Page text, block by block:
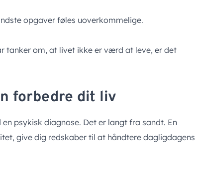
opgaver føles uoverkommelige.
tanker om, at livet ikke er værd at leve, er det
forbedre dit liv
psykisk diagnose. Det er langt fra sandt. En
give dig redskaber til at håndtere dagligdagens